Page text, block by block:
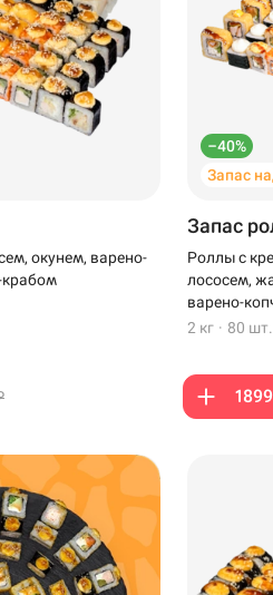
окунем, варено-
крабом
–40%
Запас
Запас
Роллы с
лососем,
варено-
2 кг · 80 шт.